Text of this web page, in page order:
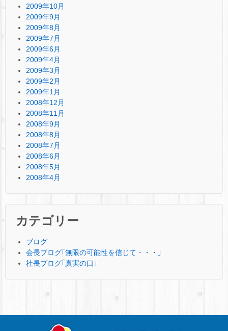
2009年10月
2009年9月
2009年8月
2009年7月
2009年6月
2009年4月
2009年3月
2009年2月
2009年1月
2008年12月
2008年11月
2008年9月
2008年8月
2008年7月
2008年6月
2008年5月
2008年4月
カテゴリー
ブログ
会長ブログ｢無限の可能性を信じて・・・｣
社長ブログ｢真実の口｣